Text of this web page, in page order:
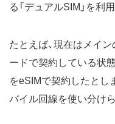
る「デュアルSIM」を利
たとえば、現在はメイ
ードで契約している状
をeSIMで契約したとし
バイル回線を使い分け